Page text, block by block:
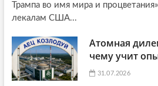
Трампа во имя мира и
лекалам США...
Атомная
чему учит
31.07.2026